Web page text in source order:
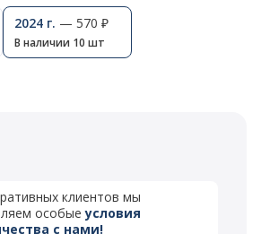
2024 г. — 570 ₽
В наличии 10 шт
клиентов мы
особыеусловия
с нами!